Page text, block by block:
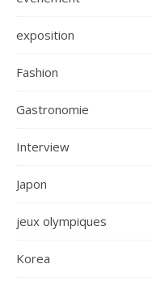
exposition
Fashion
Gastronomie
Interview
Japon
jeux olympiques
Korea